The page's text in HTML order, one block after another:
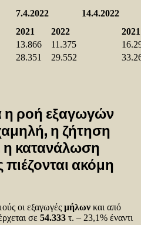
7.4.2022
14.4.2022
2021 2022
2021
13.866 11.375
28.351 29.552
η ροή εξαγωγών
η ζήτηση
η κατανάλωση
πιέζονται ακόμη
οι εξαγωγές μήλων και από
σε 54.333 τ. – 23,1% έναντι